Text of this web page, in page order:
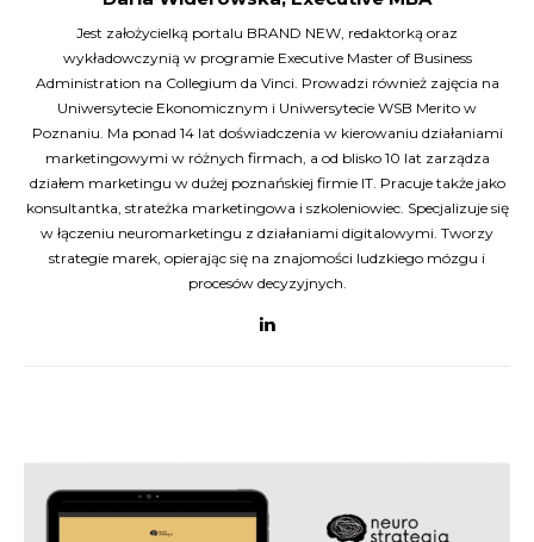
Jest założycielką portalu BRAND NEW, redaktorką oraz
wykładowczynią w programie Executive Master of Business
Administration na Collegium da Vinci. Prowadzi również zajęcia na
Uniwersytecie Ekonomicznym i Uniwersytecie WSB Merito w
Poznaniu. Ma ponad 14 lat doświadczenia w kierowaniu działaniami
marketingowymi w różnych firmach, a od blisko 10 lat zarządza
działem marketingu w dużej poznańskiej firmie IT. Pracuje także jako
konsultantka, strateżka marketingowa i szkoleniowiec. Specjalizuje się
w łączeniu neuromarketingu z działaniami digitalowymi. Tworzy
strategie marek, opierając się na znajomości ludzkiego mózgu i
procesów decyzyjnych.